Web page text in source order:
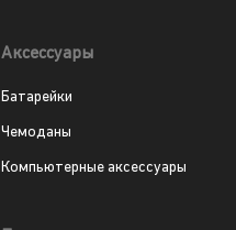
Аксессуары
Батарейки
Чемоданы
Компьютерные аксессуары